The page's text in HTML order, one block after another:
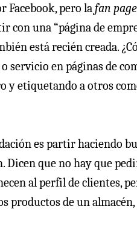
Facebook, pero lafan page
una “página de
está recién creada.
servicio en páginas de
y etiquetando a otros
es partir haciendo
Dicen que no hay que
al perfil de clientes,
productos de un